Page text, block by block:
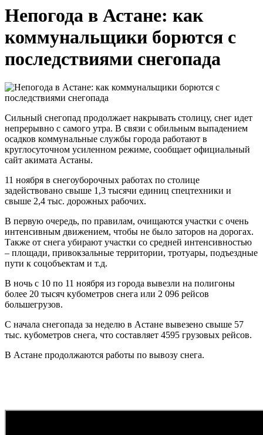
Непогода в Астане: как
коммунальщики борются с
последствиями снегопада
Сильный снегопад продолжает накрывать столицу, снег идет
непрерывно с самого утра. В связи с обильным выпадением
осадков коммунальные службы города работают в
круглосуточном усиленном режиме, сообщает официальный
сайт акимата Астаны.
11 ноября в снегоуборочных работах по столице
задействовано свыше 1,3 тысячи единиц спецтехники и
свыше 2,4 тыс. дорожных рабочих.
В первую очередь, по правилам, очищаются участки с очень
интенсивным движением, чтобы не было заторов на дорогах.
Также от снега убирают участки со средней интенсивностью
– площади, привокзальные территории, тротуары, подъездные
пути к соцобъектам и т.д.
В ночь с 10 по 11 ноября из города вывезли на полигоны
более 20 тысяч кубометров снега или 2 096 рейсов
большегрузов.
С начала снегопада за неделю в Астане вывезено свыше 57
тыс. кубометров снега, что составляет 4595 грузовых рейсов.
В Астане продолжаются работы по вывозу снега.